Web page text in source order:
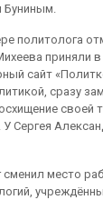
политолога
приняли
сайт
сразу
своей
Сергея
сменил место